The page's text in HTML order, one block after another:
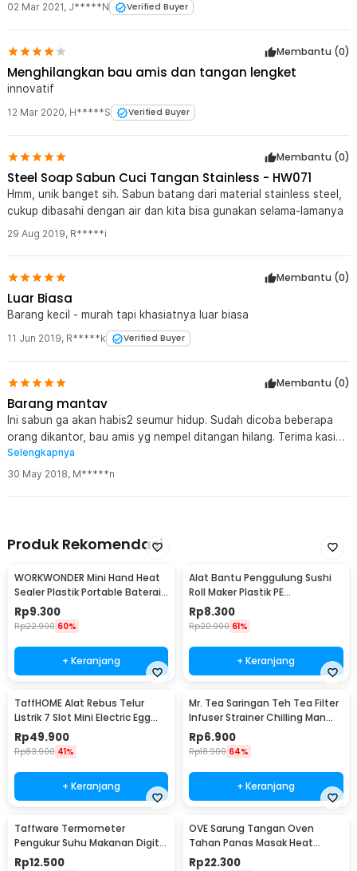
02 Mar 2021, J*****N Verified Buyer
Membantu (0)
Menghilangkan bau amis dan tangan lengket
innovatif
12 Mar 2020, H*****S Verified Buyer
Membantu (0)
Steel Soap Sabun Cuci Tangan Stainless - HW071
Hmm, unik banget sih. Sabun batang dari material stainless steel,
cukup dibasahi dengan air dan kita bisa gunakan selama-lamanya
29 Aug 2019, R*****i
Membantu (0)
Luar Biasa
Barang kecil - murah tapi khasiatnya luar biasa
11 Jun 2019, R*****k Verified Buyer
Membantu (0)
Barang mantav
Ini sabun ga akan habis2 seumur hidup. Sudah dicoba beberapa
orang dikantor, bau amis yg nempel ditangan hilang. Terima kasih
Jakartanotebook untuk produk inovatifnya.
Selengkapnya
30 May 2018, M*****n
Produk Rekomendasi
WORKWONDER Mini Hand Heat
Sealer Plastik Portable Baterai
AA - LX2000A
Rp9.300
Rp22.900 60%
+ Keranjang
Alat Bantu Penggulung Sushi
Roll Maker Plastik PE
22x20.5x0.1cm - E1119
Rp8.300
Rp20.900 61%
+ Keranjang
TaffHOME Alat Rebus Telur
Listrik 7 Slot Mini Electric Egg
Cooker 350W - YS-203
Rp49.900
Rp83.900 41%
+ Keranjang
Mr. Tea Saringan Teh Tea Filter
Infuser Strainer Chilling Man
Silicon - MR03
Rp6.900
Rp18.900 64%
+ Keranjang
Taffware Termometer
Pengukur Suhu Makanan Digital
Daging Kopi Susu - TP101
Rp12.500
OVE Sarung Tangan Oven
Tahan Panas Masak Heat
Resistant Gloves - 540F
Rp22.300